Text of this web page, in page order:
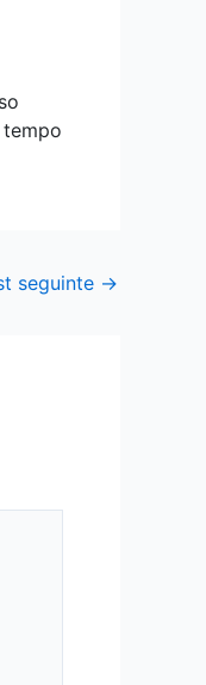
seguinte →